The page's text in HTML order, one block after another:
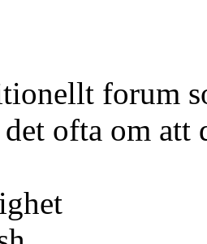
forum
ofta om att